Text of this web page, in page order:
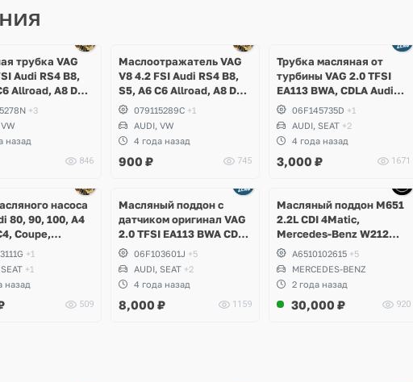
трубка VAG
Audi RS4 B8,
Allroad, A8 D3,
Touareg
+3
назад
846
Маслоотражатель VAG
V8 4.2 FSI Audi RS4 B8,
S5, A6 C6 Allroad, A8 D3,
Q7, Volkswagen Touareg
079115289C +1
AUDI, VW
4 года назад
900 ₽ 745
Трубка масляная от
турбины VAG 2.0 TFSI
EA113 BWA, CDLA Audi
A3, TT, Volkswagen Golf
V GTI, Passat B6, Eos,
Skoda Octavia A5 RS,
Seat Leon Cupra
06F145735D +1
AUDI, SEAT +2
4 года назад
3,000 ₽ 1671
насоса
80, 90, 100, A4
Coupe,
Golf 1, 2, 3,
Scirocco, Jetta,
B3, B4, B5,
Cordoba,
+1
+1
назад
509
Масляный поддон с
датчиком оригинал VAG
2.0 TFSI EA113 BWA CDLA
CDLC CDLG
06F103601J +5
AUDI, SEAT +2
4 года назад
8,000 ₽ 1159
Масляный поддон M651
2.2L CDI 4Matic,
Mercedes-Benz W212
E250d, W204 GLK
A6510102615 +5
MERCEDES-BENZ
2 года назад
30,000 ₽ 920